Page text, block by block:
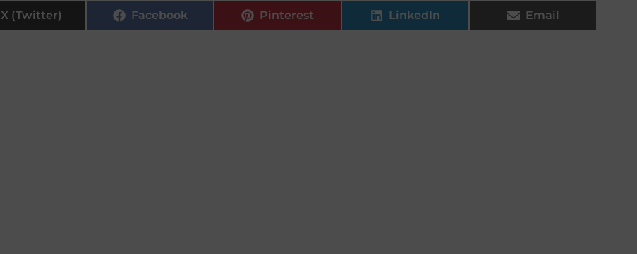
X (Twitter) Facebook Pinterest LinkedIn Email